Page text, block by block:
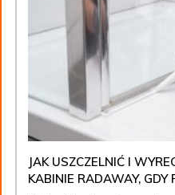
JAK USZCZELNIĆ I
KABINIE RADAWAY, GDY